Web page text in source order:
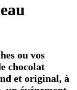
ou vos
chocolat
et original, à